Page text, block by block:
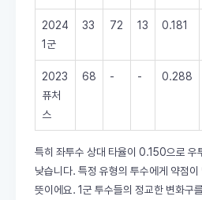
2024
1군
33 72 13 0.181
2023
퓨처
스
68 - - 0.288
특히 좌투수 상대 타율이 0.150으로
낮습니다. 특정 유형의 투수에게 약점
뜻이에요. 1군 투수들의 정교한 변화구